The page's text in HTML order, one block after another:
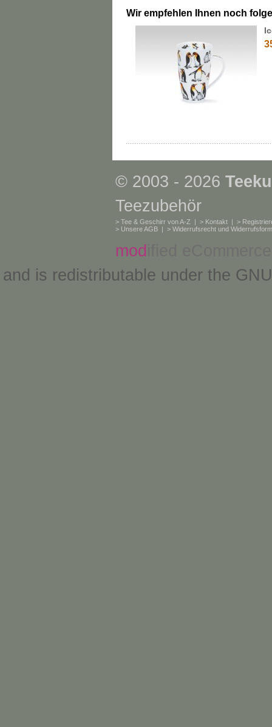
Wir empfehlen Ihnen noch
© 2003 - 2026
Teezubehör
> Tee & Geschirr von A-Z | > Kontakt | >
> Unsere AGB | > Widerrufsrecht und
mod
and is redistributable under the